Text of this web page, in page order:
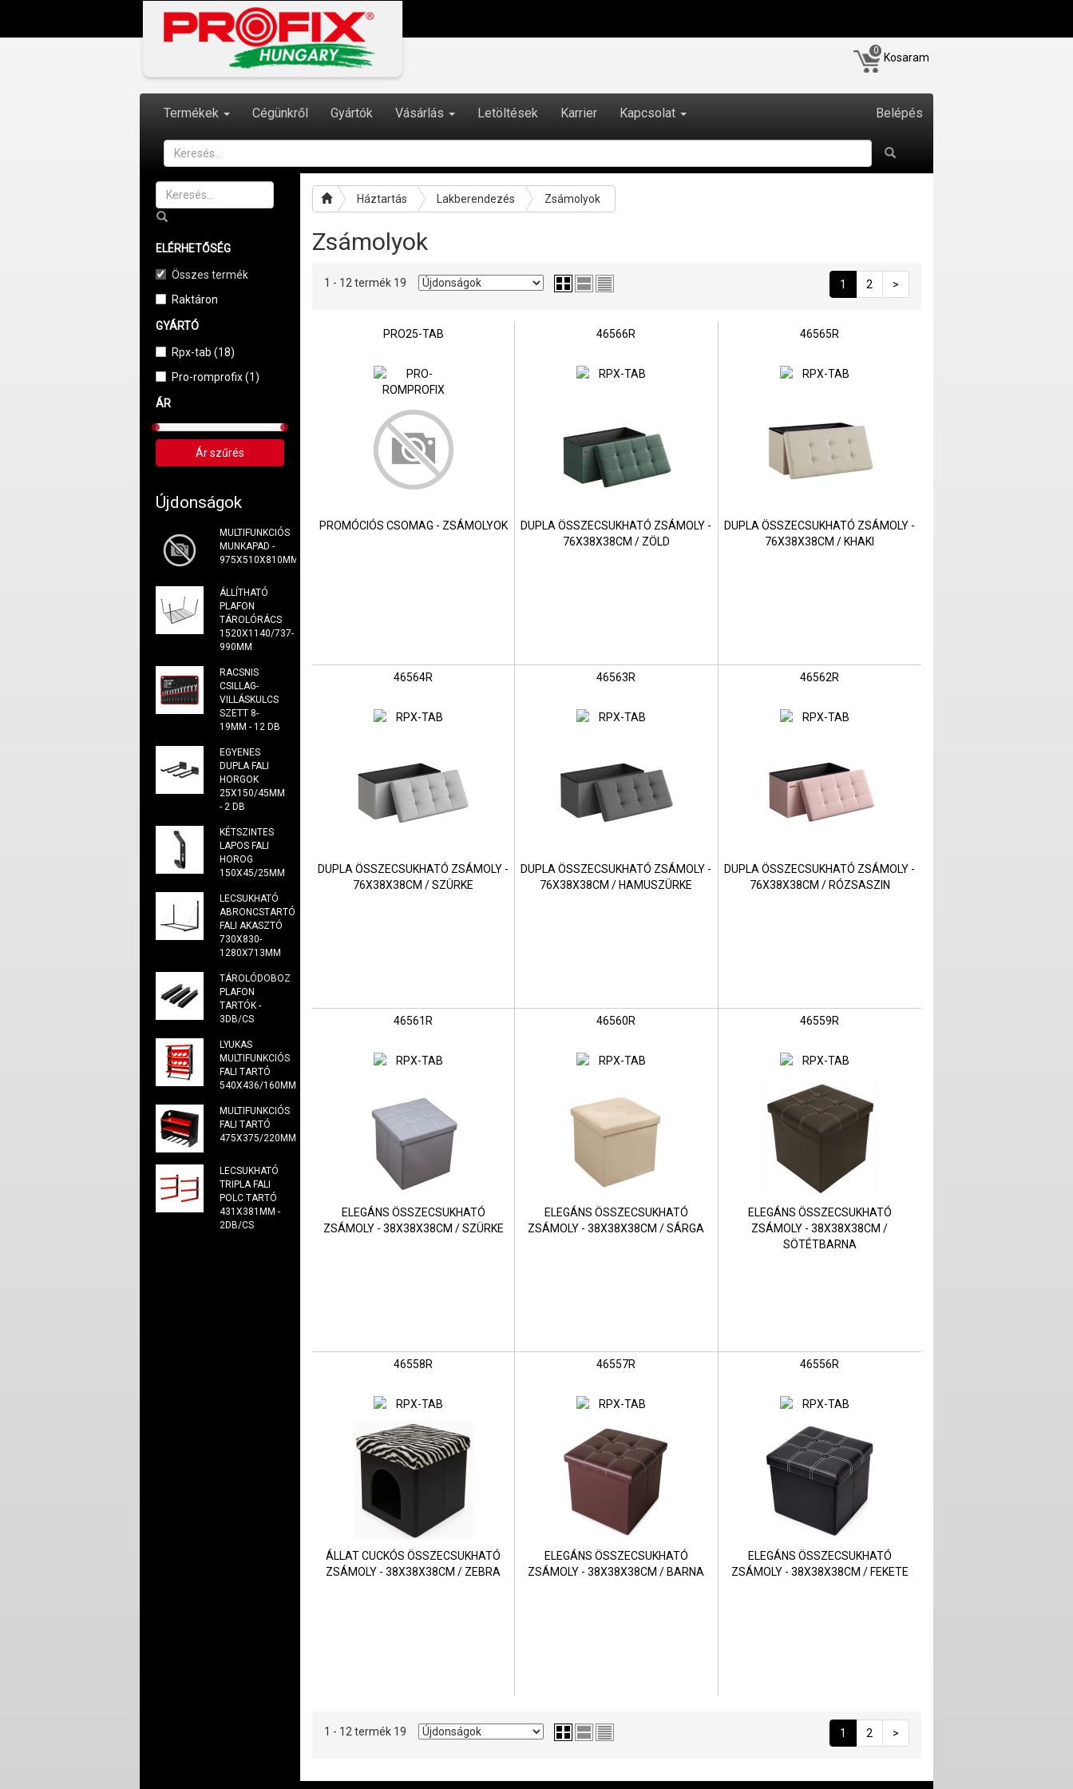
0
Kosaram
Termékek Cégünkről Gyártók Vásárlás Letöltések Karrier Kapcsolat Belépés
ELÉRHETŐSÉG
Összes termék
Raktáron
GYÁRTÓ
Rpx-tab (18)
Pro-romprofix (1)
ÁR
Újdonságok
MULTIFUNKCIÓS
MUNKAPAD -
975X510X810MM
ÁLLÍTHATÓ
PLAFON
TÁROLÓRÁCS
1520X1140/737-
990MM
RACSNIS
CSILLAG-
VILLÁSKULCS
SZETT 8-
19MM - 12 DB
EGYENES
DUPLA FALI
HORGOK
25X150/45MM
- 2 DB
KÉTSZINTES
LAPOS FALI
HOROG
150X45/25MM
LECSUKHATÓ
ABRONCSTARTÓ
FALI AKASZTÓ
730X830-
1280X713MM
TÁROLÓDOBOZ
PLAFON
TARTÓK -
3DB/CS
LYUKAS
MULTIFUNKCIÓS
FALI TARTÓ
540X436/160MM
MULTIFUNKCIÓS
FALI TARTÓ
475X375/220MM
LECSUKHATÓ
TRIPLA FALI
POLC TARTÓ
431X381MM -
2DB/CS
Háztartás Lakberendezés Zsámolyok
Zsámolyok
1 - 12 termék 19 1 2 >
PRO25-TAB
PROMÓCIÓS CSOMAG - ZSÁMOLYOK
46566R
DUPLA ÖSSZECSUKHATÓ ZSÁMOLY -
76X38X38CM / ZÖLD
46565R
DUPLA ÖSSZECSUKHATÓ ZSÁMOLY -
76X38X38CM / KHAKI
46564R
DUPLA ÖSSZECSUKHATÓ ZSÁMOLY -
76X38X38CM / SZÜRKE
46563R
DUPLA ÖSSZECSUKHATÓ ZSÁMOLY -
76X38X38CM / HAMUSZÜRKE
46562R
DUPLA ÖSSZECSUKHATÓ ZSÁMOLY -
76X38X38CM / RÓZSASZIN
46561R
ELEGÁNS ÖSSZECSUKHATÓ
ZSÁMOLY - 38X38X38CM / SZÜRKE
46560R
ELEGÁNS ÖSSZECSUKHATÓ
ZSÁMOLY - 38X38X38CM / SÁRGA
46559R
ELEGÁNS ÖSSZECSUKHATÓ
ZSÁMOLY - 38X38X38CM /
SÖTÉTBARNA
46558R
ÁLLAT CUCKÓS ÖSSZECSUKHATÓ
ZSÁMOLY - 38X38X38CM / ZEBRA
46557R
ELEGÁNS ÖSSZECSUKHATÓ
ZSÁMOLY - 38X38X38CM / BARNA
46556R
ELEGÁNS ÖSSZECSUKHATÓ
ZSÁMOLY - 38X38X38CM / FEKETE
1 - 12 termék 19 1 2 >